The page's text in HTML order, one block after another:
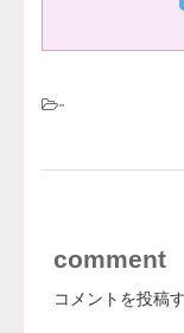
-
comment
コメントを投稿